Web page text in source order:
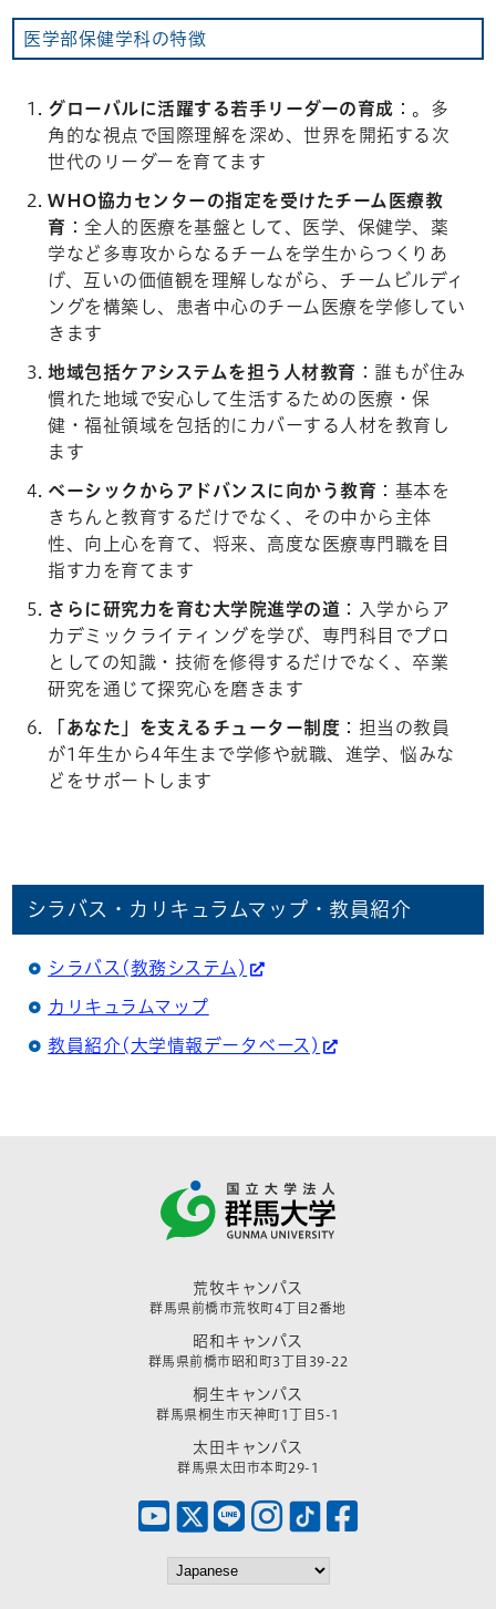
医学部保健学科の特徴
グローバルに活躍する若手リーダーの育成 ：。多
角的な視点で国際理解を深め、世界を開拓する次
世代のリーダーを育てます
WHO協力センターの指定を受けたチーム医療教
育 ：全人的医療を基盤として、医学、保健学、薬
学など多専攻からなるチームを学生からつくりあ
げ、互いの価値観を理解しながら、チームビルディ
ングを構築し、患者中心のチーム医療を学修してい
きます
地域包括ケアシステムを担う人材教育 ：誰もが住み
慣れた地域で安心して生活するための医療・保
健・福祉領域を包括的にカバーする人材を教育し
ます
ベーシックからアドバンスに向かう教育 ：基本を
きちんと教育するだけでなく、その中から主体
性、向上心を育て、将来、高度な医療専門職を目
指す力を育てます
さらに研究力を育む大学院進学の道 ：入学からア
カデミックライティングを学び、専門科目でプロ
としての知識・技術を修得するだけでなく、卒業
研究を通じて探究心を磨きます
「あなた」を支えるチューター制度 ：担当の教員
が1年生から4年生まで学修や就職、進学、悩みな
どをサポートします
シラバス・カリキュラムマップ・教員紹介
シラバス(教務システム)
カリキュラムマップ
教員紹介(大学情報データベース)
荒牧キャンパス
群馬県前橋市荒牧町4丁目2番地
昭和キャンパス
群馬県前橋市昭和町3丁目39-22
桐生キャンパス
群馬県桐生市天神町1丁目5-1
太田キャンパス
群馬県太田市本町29-1